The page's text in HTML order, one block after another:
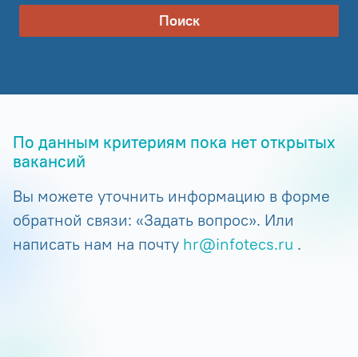
Поиск
По данным критериям пока нет открытых
вакансий
Вы можете уточнить информацию в форме
обратной связи: «Задать вопрос». Или
написать нам на почту hr@infotecs.ru .